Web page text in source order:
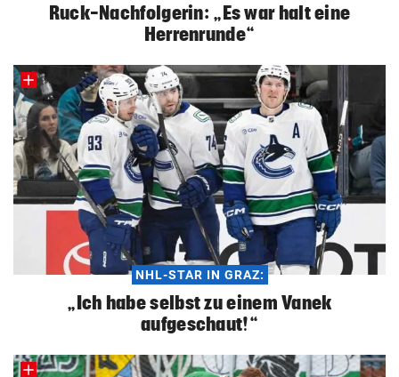
Ruck-Nachfolgerin: „Es war halt eine
Herrenrunde“
NHL-STAR IN GRAZ:
„Ich habe selbst zu einem Vanek
aufgeschaut!“